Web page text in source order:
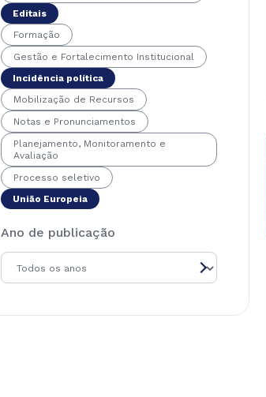
Editais
Formação
Gestão e Fortalecimento Institucional
Incidência política
Mobilização de Recursos
Notas e Pronunciamentos
Planejamento, Monitoramento e
Avaliação
Processo seletivo
União Europeia
Ano de publicação